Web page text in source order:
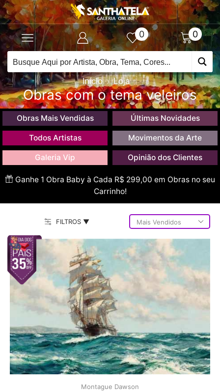
0 0
Início Loja
Obras com o tema veleiros
Obras Mais Vendidas Últimas Novidades
Todos Artistas Movimentos da Arte
Galeria Vip Opinião dos Clientes
Ganhe 1 Obra Baby à Cada R$ 299,00 em Obras no seu
Carrinho!
FILTROS ▼
Montague Dawson